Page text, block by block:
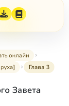
онлайн
Глава 3
Завета